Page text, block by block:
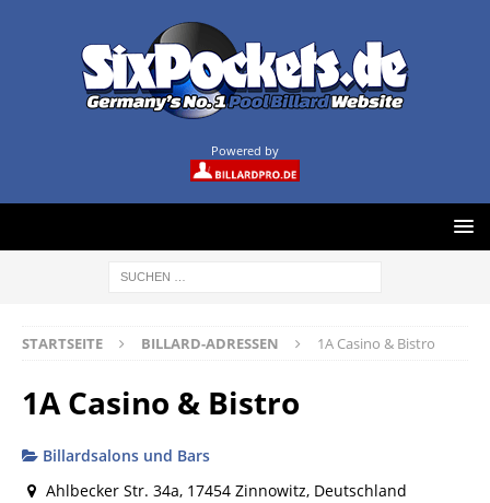
Powered by
STARTSEITE BILLARD-ADRESSEN 1A Casino & Bistro
1A Casino & Bistro
Billardsalons und Bars
Ahlbecker Str. 34a, 17454 Zinnowitz, Deutschland